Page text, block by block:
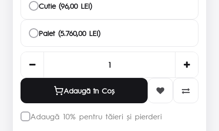
Cutie (96,00 LEI)
Palet (5.760,00 LEI)
Adaugă în Coş
Adaugă 10% pentru tăieri și pierderi